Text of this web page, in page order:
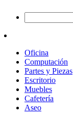
Oficina
Computación
Partes y Piezas
Escritorio
Muebles
Cafetería
Aseo